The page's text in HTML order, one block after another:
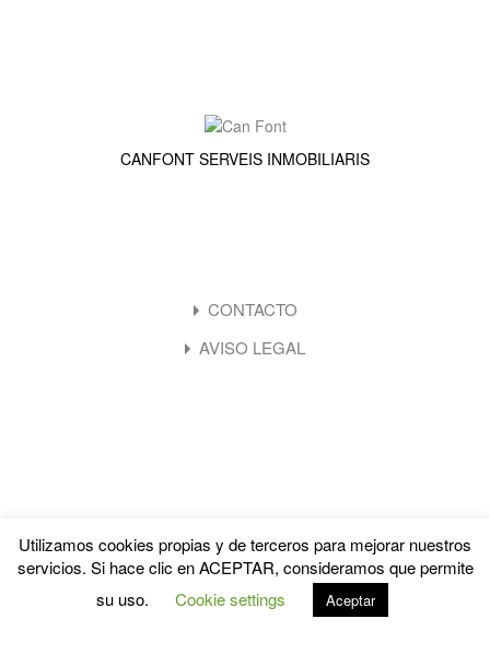
CANFONT SERVEIS INMOBILIARIS
CONTACTO
AVISO LEGAL
© 2020. All rights reserved (CHAVES HOUSE
MANAGEMENT SL)
Utilizamos cookies propias y de terceros para mejorar nuestros
servicios. Si hace clic en ACEPTAR, consideramos que permite
su uso.
Cookie settings Aceptar